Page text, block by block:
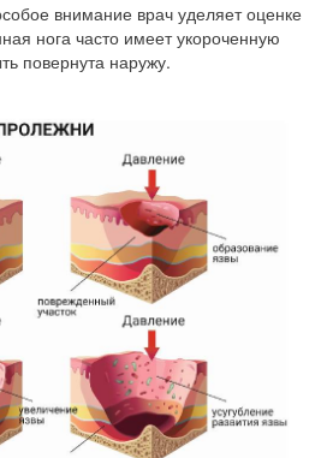
внимание врач уделяет оценке
нога часто имеет укороченную
повернута наружу.